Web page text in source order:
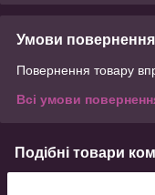
Умови повернення
Повернення товару
Всі умови
Подібні товари